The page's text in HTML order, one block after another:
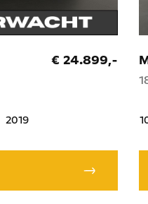
€ 24.899,-
2019